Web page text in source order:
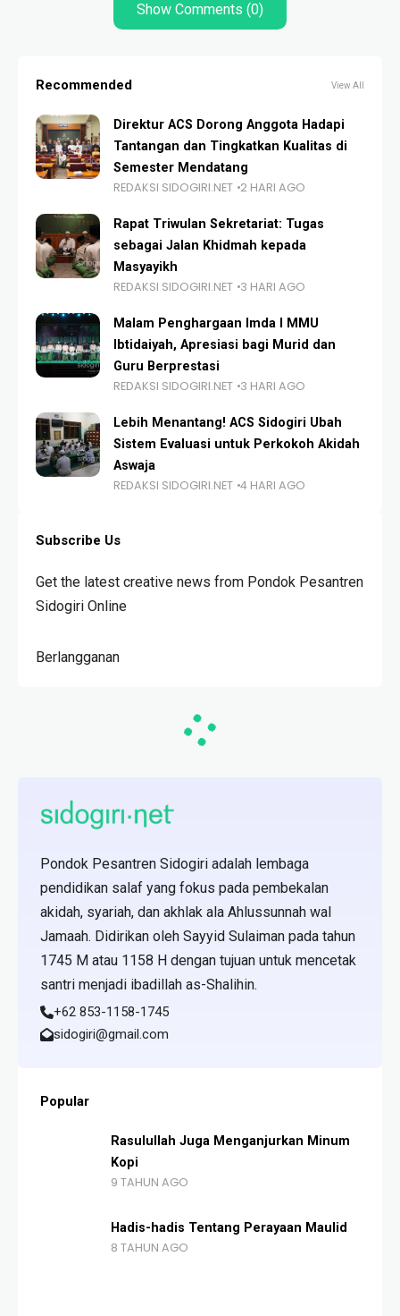
Show Comments (0)
Recommended View All
Direktur ACS Dorong Anggota Hadapi
Tantangan dan Tingkatkan Kualitas di
Semester Mendatang
REDAKSI SIDOGIRI.NET 2 HARI AGO
Rapat Triwulan Sekretariat: Tugas
sebagai Jalan Khidmah kepada
Masyayikh
REDAKSI SIDOGIRI.NET 3 HARI AGO
Malam Penghargaan Imda I MMU
Ibtidaiyah, Apresiasi bagi Murid dan
Guru Berprestasi
REDAKSI SIDOGIRI.NET 3 HARI AGO
Lebih Menantang! ACS Sidogiri Ubah
Sistem Evaluasi untuk Perkokoh Akidah
Aswaja
REDAKSI SIDOGIRI.NET 4 HARI AGO
Subscribe Us
Get the latest creative news from Pondok Pesantren
Sidogiri Online
Berlangganan
Pondok Pesantren Sidogiri adalah lembaga
pendidikan salaf yang fokus pada pembekalan
akidah, syariah, dan akhlak ala Ahlussunnah wal
Jamaah. Didirikan oleh Sayyid Sulaiman pada tahun
1745 M atau 1158 H dengan tujuan untuk mencetak
santri menjadi ibadillah as-Shalihin.
+62 853-1158-1745
sidogiri@gmail.com
Popular
Rasulullah Juga Menganjurkan Minum
Kopi
9 TAHUN AGO
Hadis-hadis Tentang Perayaan Maulid
8 TAHUN AGO